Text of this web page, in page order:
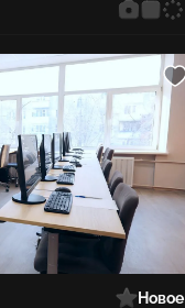
Новое